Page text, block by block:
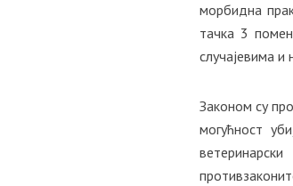
морбидна
тачка 3
случајевима
Законом су
могућност